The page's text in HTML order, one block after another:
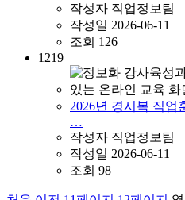
작성자 직업정보팀
작성일 2026-06-11
조회 126
1219
2026년 경시복 직업
…
작성자 직업정보팀
작성일 2026-06-11
조회 98